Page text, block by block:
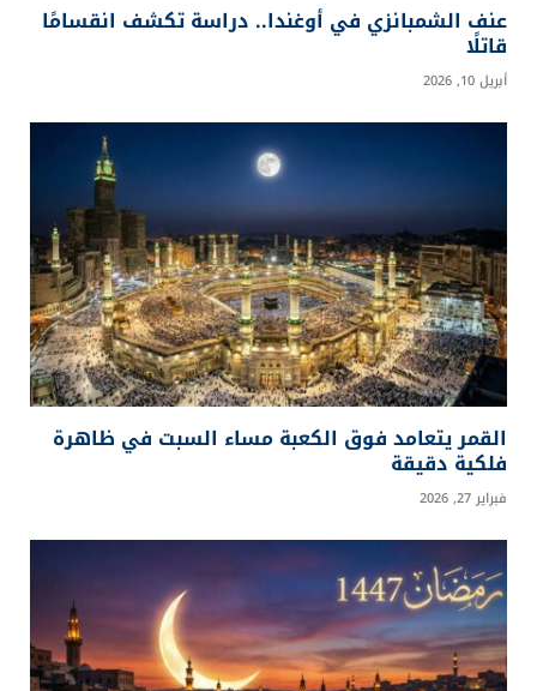
عنف الشمبانزي في أوغندا.. دراسة تكشف انقسامًا
قاتلًا
أبريل 10, 2026
القمر يتعامد فوق الكعبة مساء السبت في ظاهرة
فلكية دقيقة
فبراير 27, 2026